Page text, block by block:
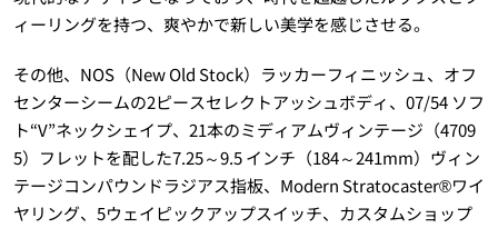
ィーリングを持つ、爽やかで新しい美学を感じさせる。
その他、NOS（New Old Stock）ラッカーフィニッシュ、オフ
センターシームの2ピースセレクトアッシュボディ、07/54 ソフ
ト“V”ネックシェイプ、21本のミディアムヴィンテージ（4709
5）フレットを配した7.25～9.5 インチ（184～241mm）ヴィン
テージコンパウンドラジアス指板、Modern Stratocaster®ワイ
ヤリング、5ウェイピックアップスイッチ、カスタムショップ